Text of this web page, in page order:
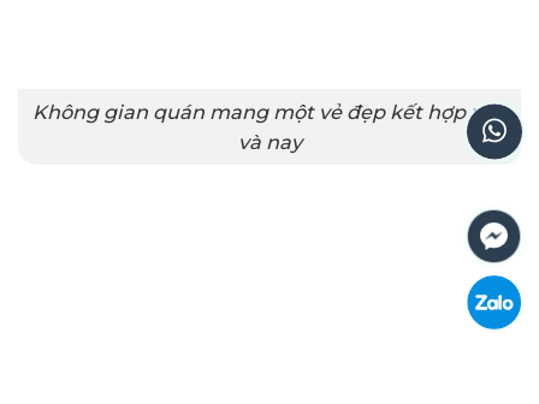
Không gian quán mang một vẻ đẹp kết hợp xưa
và nay